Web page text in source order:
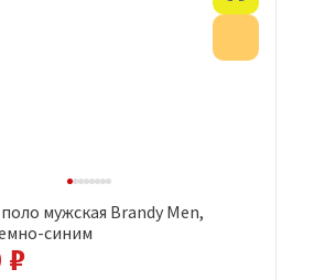
мужская Brandy Men,
синим
₽